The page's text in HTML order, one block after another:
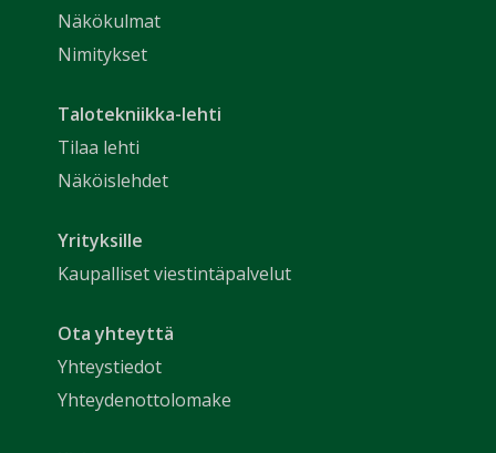
Näkökulmat
Nimitykset
Talotekniikka-lehti
Tilaa lehti
Näköislehdet
Yrityksille
Kaupalliset viestintäpalvelut
Ota yhteyttä
Yhteystiedot
Yhteydenottolomake